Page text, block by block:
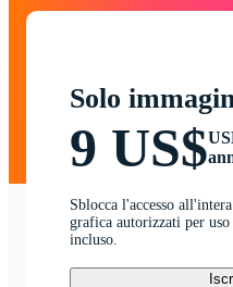
Solo
9 US$
Sblocca l'accesso
grafica autorizzati per
incluso.